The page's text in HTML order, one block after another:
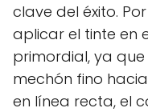
clave del éxito.
aplicar el tinte en
primordial, ya
mechón fino
en línea recta, el